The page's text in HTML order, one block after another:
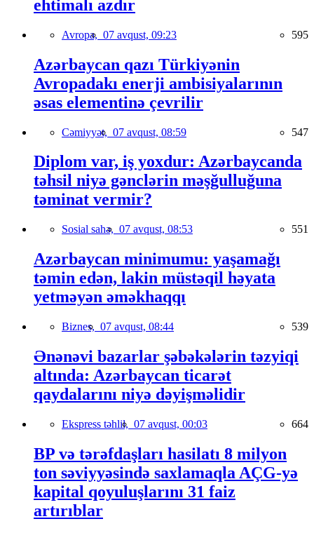
ehtimalı azdır
Avropa, 07 avqust, 09:23 595
Azərbaycan qazı Türkiyənin
Avropadakı enerji ambisiyalarının
əsas elementinə çevrilir
Cəmiyyət, 07 avqust, 08:59 547
Diplom var, iş yoxdur: Azərbaycanda
təhsil niyə gənclərin məşğulluğuna
təminat vermir?
Sosial sahə, 07 avqust, 08:53 551
Azərbaycan minimumu: yaşamağı
təmin edən, lakin müstəqil həyata
yetməyən əməkhaqqı
Biznes, 07 avqust, 08:44 539
Ənənəvi bazarlar şəbəkələrin təzyiqi
altında: Azərbaycan ticarət
qaydalarını niyə dəyişməlidir
Ekspress təhlil, 07 avqust, 00:03 664
BP və tərəfdaşları hasilatı 8 milyon
ton səviyyəsində saxlamaqla AÇG-yə
kapital qoyuluşlarını 31 faiz
artırıblar